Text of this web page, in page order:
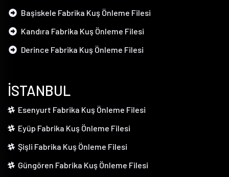
Başiskele Fabrika Kuş Önleme Filesi
Kandıra Fabrika Kuş Önleme Filesi
Derince Fabrika Kuş Önleme Filesi
İSTANBUL
Esenyurt Fabrika Kuş Önleme Filesi
Eyüp Fabrika Kuş Önleme Filesi
Şişli Fabrika Kuş Önleme Filesi
Güngören Fabrika Kuş Önleme Filesi